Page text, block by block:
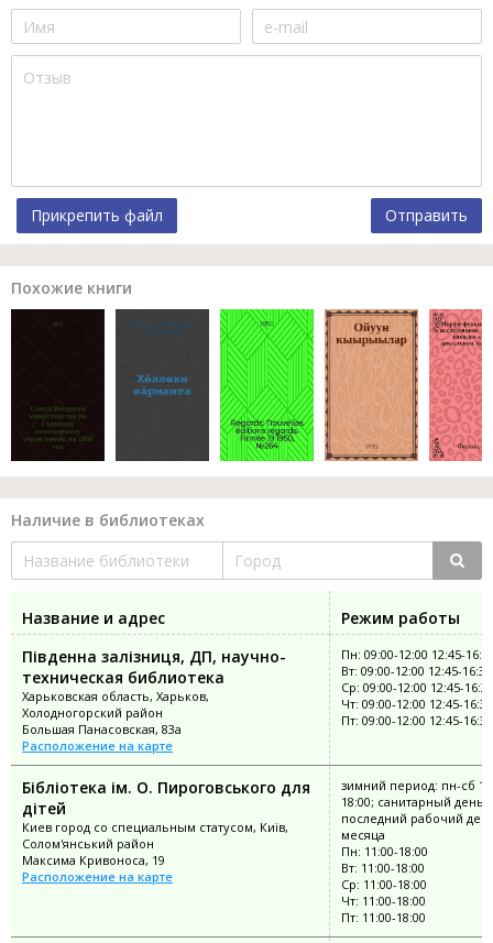
Прикрепить файл Отправить
Похожие книги
Наличие в библиотеках
Название и адрес
Режим работы
Південна залізниця, ДП, научно-
техническая библиотека
Харьковская область, Харьков,
Холодногорский район
Большая Панасовская, 83а
Расположение на карте
Пн: 09:00-12:00 12:45-
Вт: 09:00-12:00 12:45-16:30
Ср: 09:00-12:00 12:45-16:30
Чт: 09:00-12:00 12:45-16:30
Пт: 09:00-12:00 12:45-16:30
Бібліотека ім. О. Пироговського для
дітей
Киев город со специальным статусом, Київ,
Солом'янський район
Максима Кривоноса, 19
Расположение на карте
зимний период: пн-сб
18:00; санитарный день:
последний рабочий
месяца
Пн: 11:00-18:00
Вт: 11:00-18:00
Ср: 11:00-18:00
Чт: 11:00-18:00
Пт: 11:00-18:00